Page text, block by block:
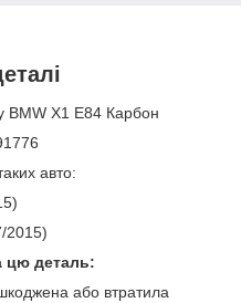
BMW X1 E84 Карбон
авто:
цю деталь:
або втратила